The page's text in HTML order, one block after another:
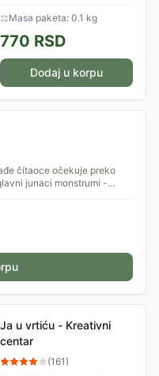
⚖Masa paketa: 0.1 kg
770 RSD
Dodaj u korpu
čitaoce očekuje preko
junaci monstrumi -
Ja u vrtiću - Kreativni
centar
(161)